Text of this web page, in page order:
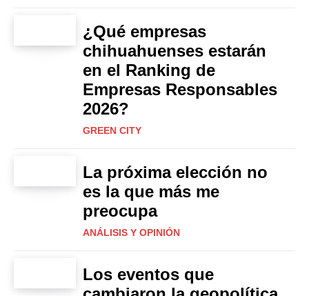
¿Qué empresas
chihuahuenses estarán
en el Ranking de
Empresas Responsables
2026?
GREEN CITY
La próxima elección no
es la que más me
preocupa
ANÁLISIS Y OPINIÓN
Los eventos que